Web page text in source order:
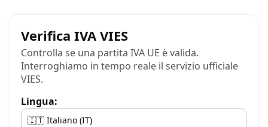
Verifica IVA VIES
Controlla se una partita IVA UE è valida.
Interroghiamo in tempo reale il servizio ufficiale
VIES.
Lingua: